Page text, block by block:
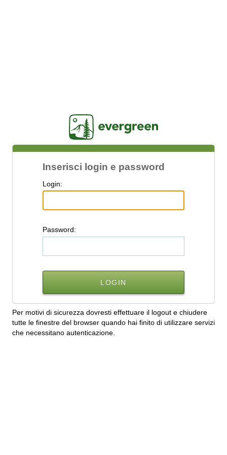
Inserisci login e password
L ogin:
Password:
Per motivi di sicurezza dovresti effettuare il logout e chiudere
tutte le finestre del browser quando hai finito di utilizzare servizi
che necessitano autenticazione.